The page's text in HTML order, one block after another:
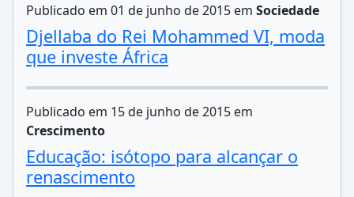
Publicado em 01 de junho de 2015 em Sociedade
Djellaba do Rei Mohammed VI, moda
que investe África
Publicado em 15 de junho de 2015 em
Crescimento
Educação: isótopo para alcançar o
renascimento